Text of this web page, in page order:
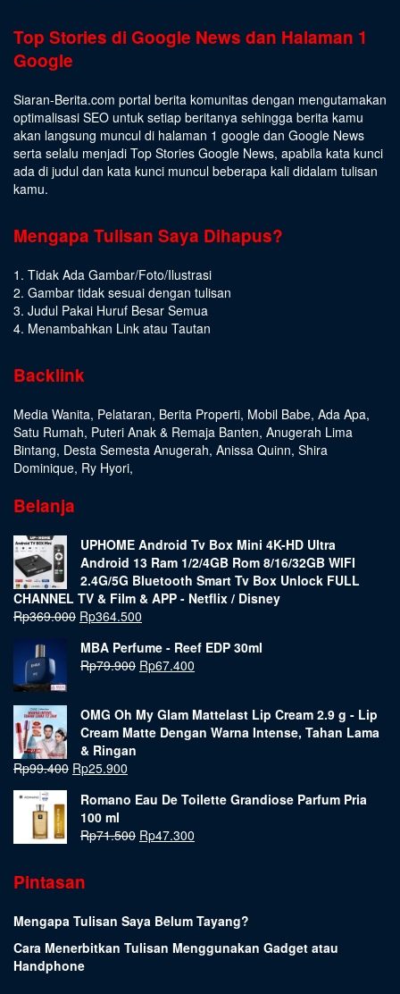
Top Stories di Google News dan Halaman 1
Google
Siaran-Berita.com portal berita komunitas dengan mengutamakan
optimalisasi SEO untuk setiap beritanya sehingga berita kamu
akan langsung muncul di halaman 1 google dan Google News
serta selalu menjadi Top Stories Google News, apabila kata kunci
ada di judul dan kata kunci muncul beberapa kali didalam tulisan
kamu.
Mengapa Tulisan Saya Dihapus?
1. Tidak Ada Gambar/Foto/Ilustrasi
2. Gambar tidak sesuai dengan tulisan
3. Judul Pakai Huruf Besar Semua
4. Menambahkan Link atau Tautan
Backlink
Media Wanita, Pelataran, Berita Properti, Mobil Babe, Ada Apa,
Satu Rumah, Puteri Anak & Remaja Banten, Anugerah Lima
Bintang, Desta Semesta Anugerah, Anissa Quinn, Shira
Dominique, Ry Hyori,
Belanja
UPHOME Android Tv Box Mini 4K-HD Ultra
Android 13 Ram 1/2/4GB Rom 8/16/32GB WIFI
2.4G/5G Bluetooth Smart Tv Box Unlock FULL
CHANNEL TV & Film & APP - Netflix / Disney
Rp369.000 Rp364.500
MBA Perfume - Reef EDP 30ml
Rp79.900 Rp67.400
OMG Oh My Glam Mattelast Lip Cream 2.9 g - Lip
Cream Matte Dengan Warna Intense, Tahan Lama
& Ringan
Rp99.400 Rp25.900
Romano Eau De Toilette Grandiose Parfum Pria
100 ml
Rp71.500 Rp47.300
Pintasan
Mengapa Tulisan Saya Belum Tayang?
Cara Menerbitkan Tulisan Menggunakan Gadget atau
Handphone